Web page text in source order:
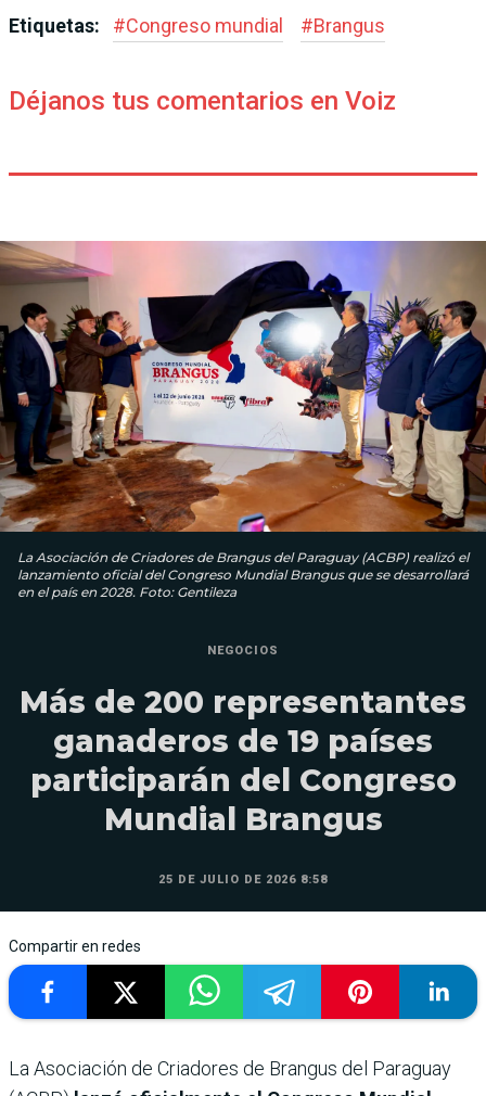
Etiquetas: #Congreso mundial #Brangus
Déjanos tus comentarios en Voiz
La Asociación de Criadores de Brangus del Paraguay (ACBP) realizó el
lanzamiento oficial del Congreso Mundial Brangus que se desarrollará
en el país en 2028. Foto: Gentileza
NEGOCIOS
Más de 200 representantes
ganaderos de 19 países
participarán del Congreso
Mundial Brangus
25 DE JULIO DE 2026 8:58
Compartir en redes
La Asociación de Criadores de Brangus del Paraguay